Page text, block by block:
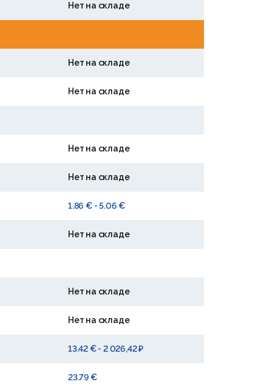
Нет на складе
Нет на складе
Нет на складе
Нет на складе
Нет на складе
1.86 € - 5.06 €
Нет на складе
Нет на складе
Нет на складе
13.42 € - 2 026,42 ₽
23.79 €